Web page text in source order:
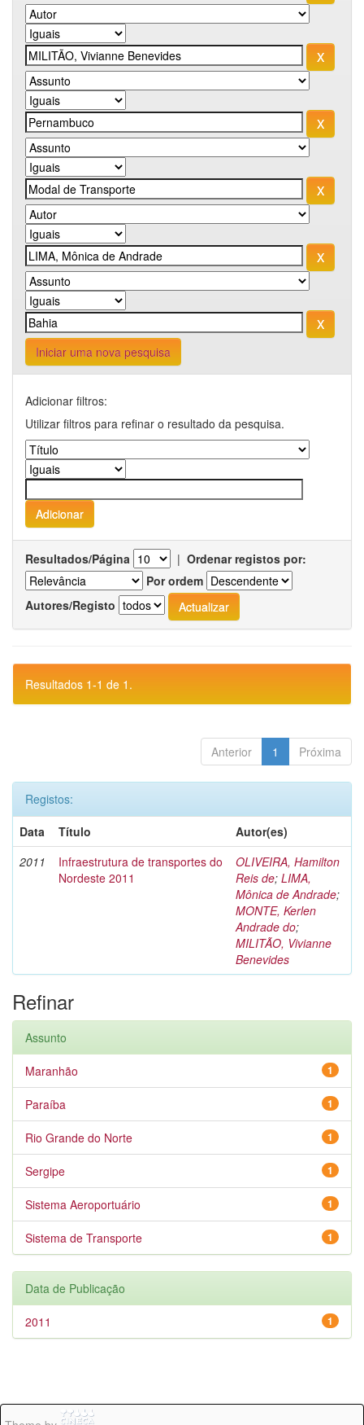
Iniciar uma nova pesquisa
Adicionar filtros:
Utilizar filtros para refinar o resultado da pesquisa.
Resultados/Página | Ordenar registos por:
Por ordem
Autores/Registo
Resultados 1-1 de 1.
Anterior 1 Próxima
Registos:
Data
Título
Autor(es)
2011
Infraestrutura de transportes do
Nordeste 2011
OLIVEIRA, Hamilton
Reis de; LIMA,
Mônica de Andrade;
MONTE, Kerlen
Andrade do;
MILITÃO, Vivianne
Benevides
Refinar
Assunto
1
Maranhão
1
Paraíba
1
Rio Grande do Norte
1
Sergipe
1
Sistema Aeroportuário
1
Sistema de Transporte
Data de Publicação
1
2011